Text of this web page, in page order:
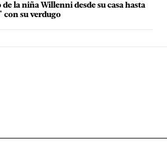
la niña Willenni desde su casa hasta
con su verdugo